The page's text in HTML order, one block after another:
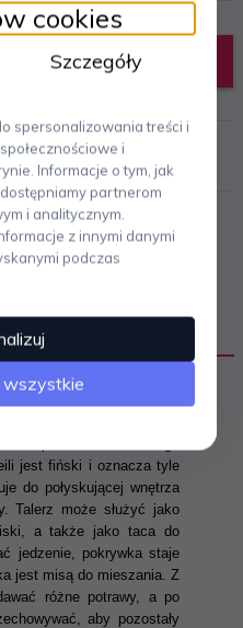
KOSZYKA
jest fiński i oznacza tyle
do połyskującej wnętrza
Talerz może służyć jako
a także jako taca do
jedzenie, pokrywka staje
jest misą do mieszania. Z
różne potrawy, a po
aby pozostały
cookies
Szczegóły
spersonalizowania treści i
i
Informacje o tym, jak
partnerom
i analitycznym.
z innymi danymi
podczas
wszystkie